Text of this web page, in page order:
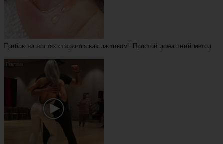
Грибок на ногтях стирается как ластиком! Простой домашний метод